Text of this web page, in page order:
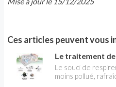
Ces articles peuvent vous
Le traitement
Le souci de
moins pollué,